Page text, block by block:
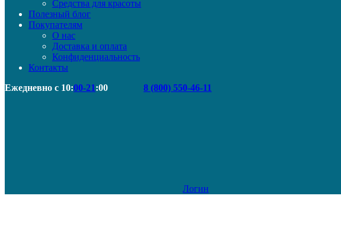
Средства для красоты
Полезный блог
Покупателям
О нас
Доставка и оплата
Конфиденциальность
Контакты
Ежедневно с 10:00-21:00 8 (800) 550-46-11
Логин